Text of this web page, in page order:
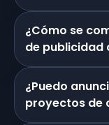
¿Cómo se
de publicidad
¿Puedo
proyectos de